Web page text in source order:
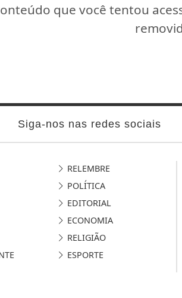
que você tentou
Siga-nos nas redes sociais
RELEMBRE
POLÍTICA
EDITORIAL
ECONOMIA
RELIGIÃO
ESPORTE